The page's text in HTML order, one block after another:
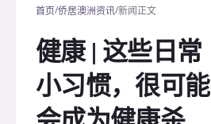
首页/侨居澳洲资讯/新闻正文
健康 | 这些日常
小习惯，很可能